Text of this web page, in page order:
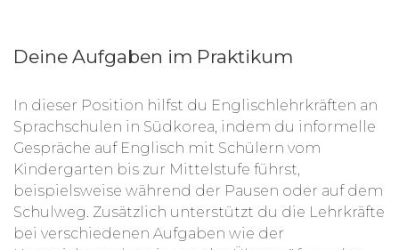
Deine Aufgaben im Praktikum
In dieser Position hilfst du Englischlehrkräften an
Sprachschulen in Südkorea, indem du informelle
Gespräche auf Englisch mit Schülern vom
Kindergarten bis zur Mittelstufe führst,
beispielsweise während der Pausen oder auf dem
Schulweg. Zusätzlich unterstützt du die Lehrkräfte
bei verschiedenen Aufgaben wie der